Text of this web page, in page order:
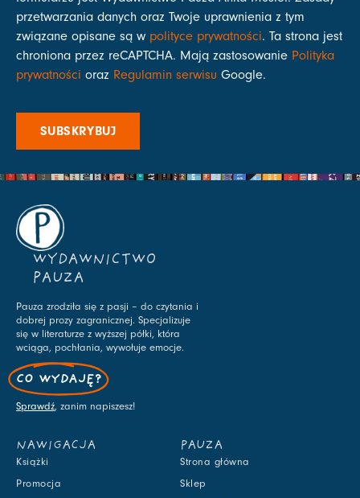
przetwarzania danych oraz Twoje uprawnienia z tym
związane opisane są w polityce prywatności. Ta strona jest
chroniona przez reCAPTCHA. Mają zastosowanie Polityka
prywatności oraz Regulamin serwisu Google.
SUBSKRYBUJ
WYDAWNICTWO
PAUZA
Pauza zrodziła się z pasji – do czytania i
dobrej prozy zagranicznej. Specjalizuje
się w literaturze z wyższej półki, która
wciąga, pochłania, wywołuje emocje.
CO WYDAJĘ?
Sprawdź, zanim napiszesz!
NAWIGACJA
Książki
Promocja
PAUZA
Strona główna
Sklep